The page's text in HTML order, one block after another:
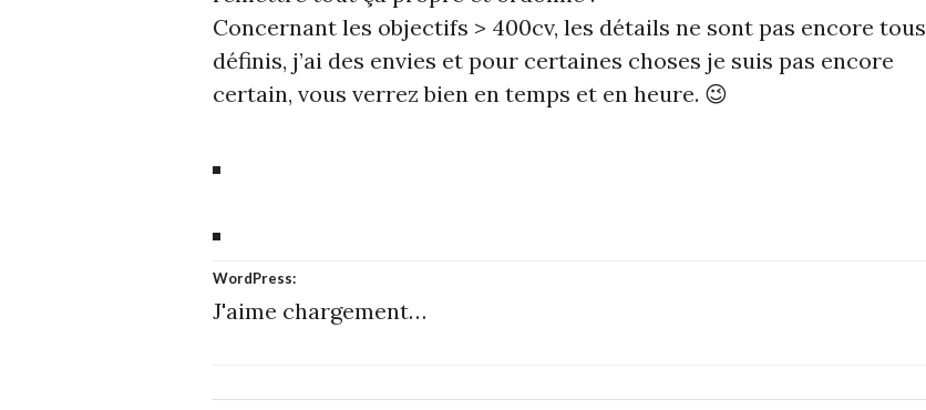
Concernant les objectifs > 400cv, les détails ne sont pas encore tous
définis, j’ai des envies et pour certaines choses je suis pas encore
certain, vous verrez bien en temps et en heure. 😉
WordPress:
J'aime chargement…